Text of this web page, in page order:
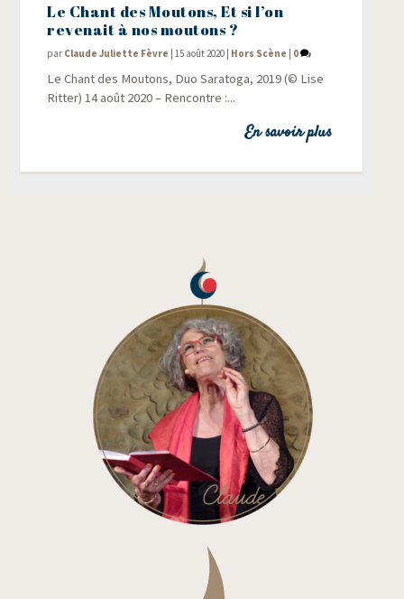
Le Chant des Moutons, Et si l’on
revenait à nos moutons ?
par Claude Juliette Fèvre | 15 août 2020 | Hors Scène | 0
Le Chant des Mou­tons, Duo Sara­to­ga, 2019 (© Lise
Ritter) 14 août 2020 – Ren­contre :...
En savoir plus